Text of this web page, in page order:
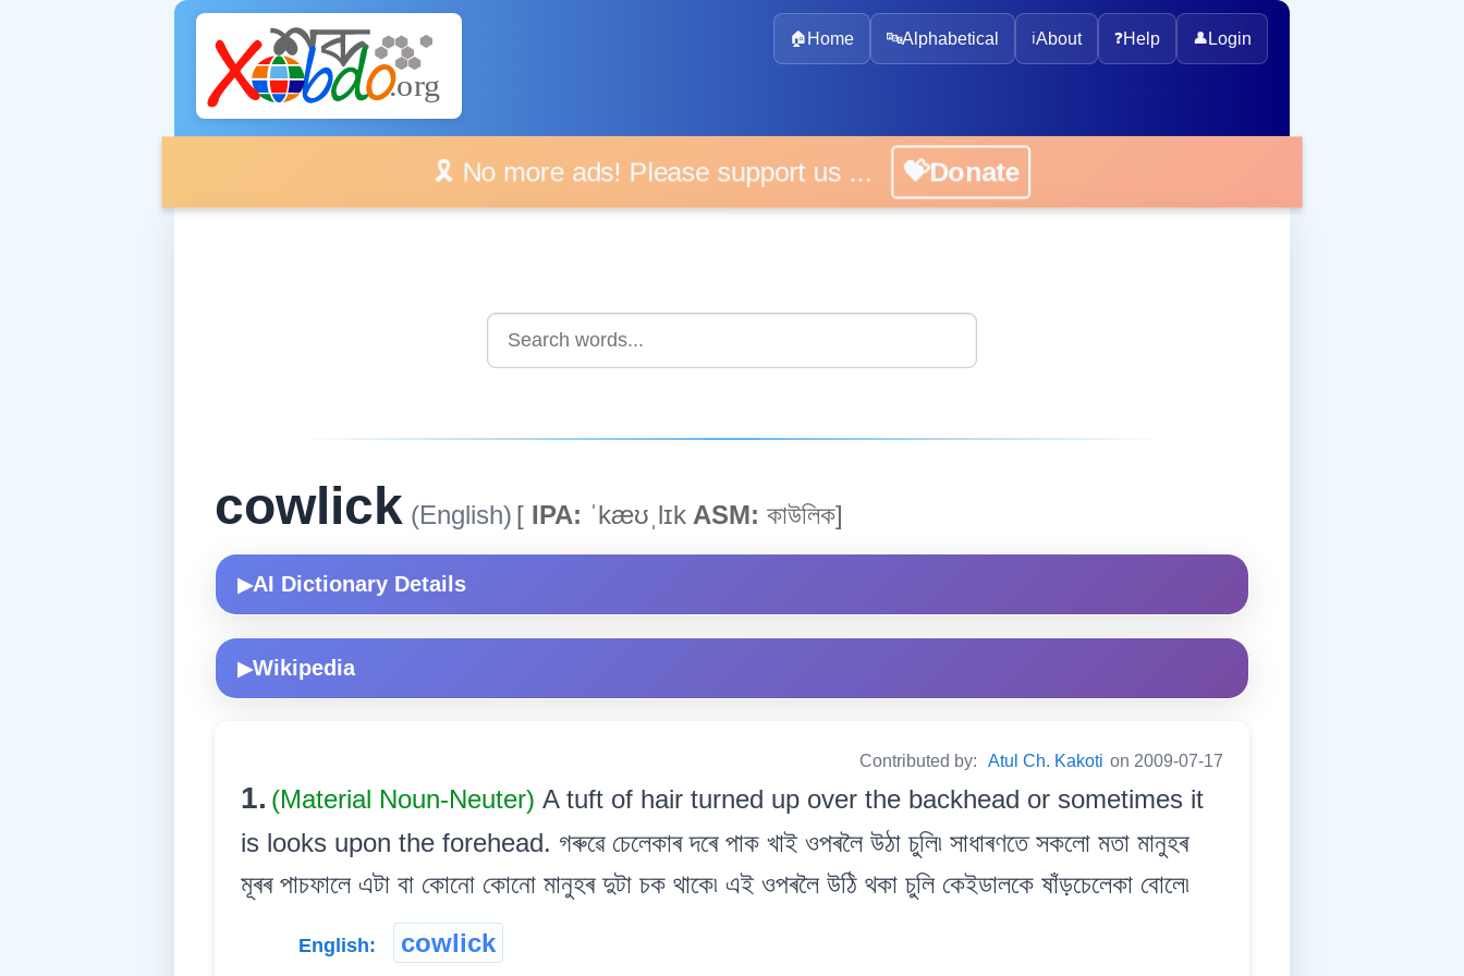
🏠 Home 🔤Alphabetical ℹ️About ❓Help 👤 Login
🎗️ No more ads! Please support us ... 💝Donate
cowlick (English) [ IPA: ˈkæʊˌlɪk ASM: কাউলিক]
▶AI Dictionary Details
▶Wikipedia
Contributed by: Atul Ch. Kakoti on 2009-07-17
1. (Material Noun-Neuter) A tuft of hair turned up over the backhead or sometimes it
is looks upon the forehead. গৰুৱে চেলেকাৰ দৰে পাক খাই ওপৰলৈ উঠা চুলি৷ সাধাৰণতে সকলো মতা মানুহৰ
মূৰৰ পাচফালে এটা বা কোনো কোনো মানুহৰ দুটা চক থাকে৷ এই ওপৰলৈ উঠি থকা চুলি কেইডালকে ষাঁড়চেলেকা বোলে৷
English: cowlick